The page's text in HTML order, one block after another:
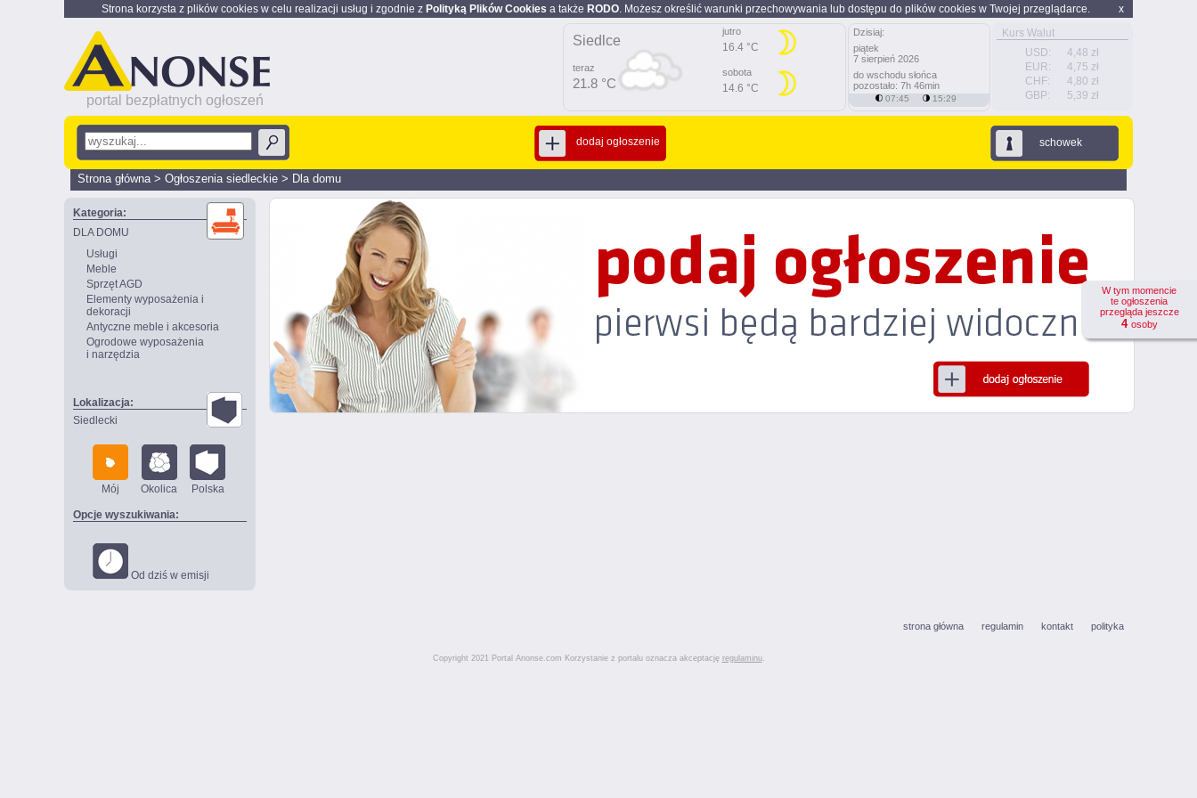
x
Strona korzysta z plików cookies w celu realizacji usług i zgodnie z Polityką Plików Cookies a także RODO. Możesz określić warunki przechowywania lub dostępu do plików cookies w Twojej przeglądarce.
portal bezpłatnych ogłoszeń
Kurs Walut
USD:
4,48 zł
EUR:
4,75 zł
CHF:
4,80 zł
GBP:
5,39 zł
Siedlce
teraz
21.8 °C
jutro
16.4 °C
sobota
14.6 °C
Dzisiaj:
piątek
7 sierpień 2026
do wschodu słońca
pozostało: 7h 46min
07:45 15:29
schowek
dodaj ogłoszenie
Strona główna> Ogłoszenia siedleckie > Dla domu
Kategoria:
DLA DOMU
Usługi
Meble
Sprzęt AGD
Elementy wyposażenia i
dekoracji
Antyczne meble i akcesoria
Ogrodowe wyposażenia
i narzędzia
Lokalizacja:
Siedlecki
Mój Okolica Polska
Opcje wyszukiwania:
Od dziś w emisji
W tym momencie
te ogłoszenia
przegląda jeszcze
4 osoby
strona główna regulamin kontakt polityka
Copyright 2021 Portal Anonse.com Korzystanie z portalu oznacza akceptację regulaminu.